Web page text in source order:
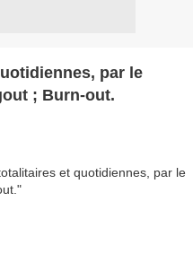
par le
; Burn-out.